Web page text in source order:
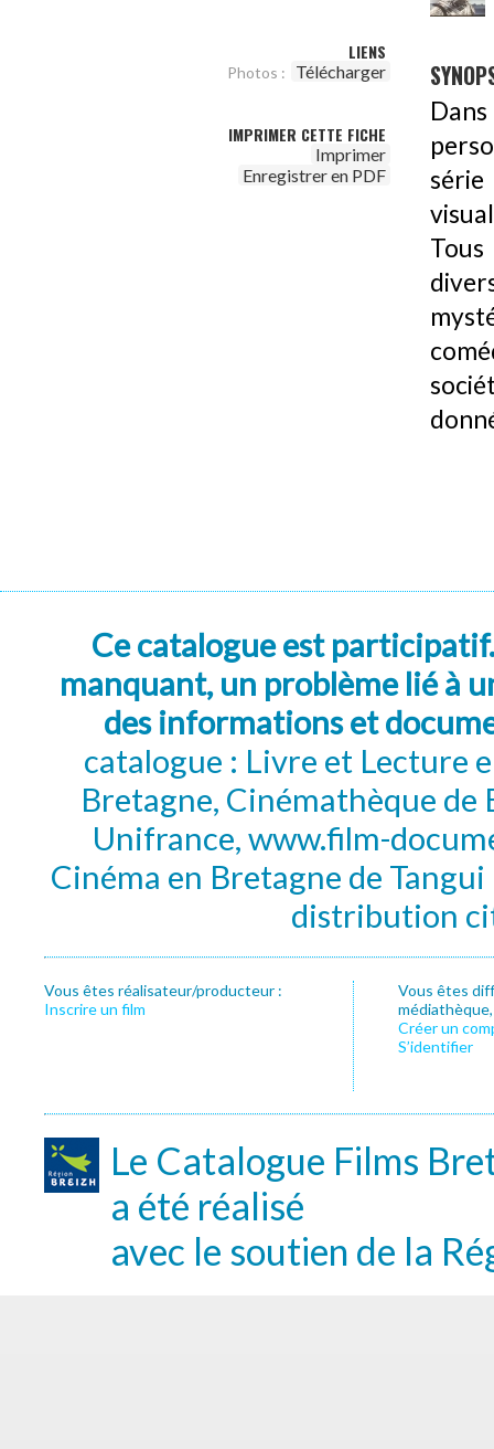
LIENS
Photos : Télécharger
IMPRIMER CETTE FICHE
Imprimer
Enregistrer en PDF
Ce catalogue est
manquant, un problème lié à
des informations et
catalogue : Livre et Lecture
Bretagne, Cinémathèque de
Unifrance, www.film-
Cinéma en Bretagne de
distribution
Vous êtes réalisateur/producteur :
Inscrire un film
Vous êtes
Créer un
S’identifier
Le Catalogue Films
a été réalisé
avec le soutien de la